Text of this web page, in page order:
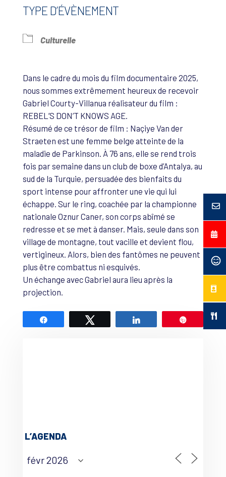
TYPE D’ÉVÈNEMENT
Culturelle
Dans le cadre du mois du film documentaire 2025,
nous sommes extrêmement heureux de recevoir
Gabriel Courty-Villanua réalisateur du film :
REBEL’S DON’T KNOWS AGE.
Résumé de ce trésor de film : Naçiye Van der
Straeten est une femme belge atteinte de la
maladie de Parkinson. À 76 ans, elle se rend trois
fois par semaine dans un club de boxe d’Antalya, au
sud de la Turquie, persuadée des bienfaits du
sport intense pour affronter une vie qui lui
échappe. Sur le ring, coachée par la championne
nationale Oznur Caner, son corps abîmé se
redresse et se met à danser. Mais, seule dans son
village de montagne, tout vacille et devient flou,
vertigineux. Alors, bien des fantômes ne peuvent
plus être combattus ni esquivés.
Un échange avec Gabriel aura lieu après la
projection.
Épingle
L’AGENDA